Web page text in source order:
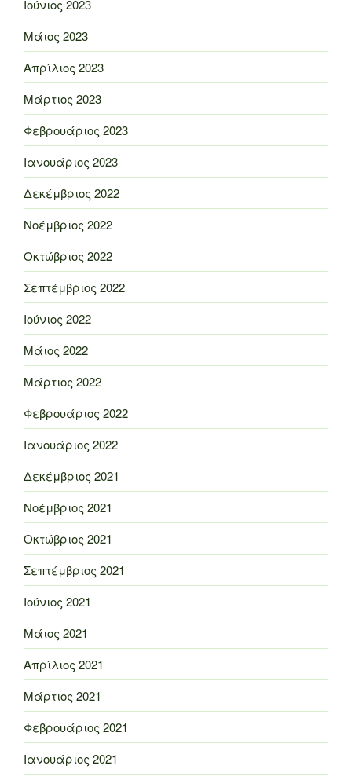
Ιούνιος 2023
Μάιος 2023
Απρίλιος 2023
Μάρτιος 2023
Φεβρουάριος 2023
Ιανουάριος 2023
Δεκέμβριος 2022
Νοέμβριος 2022
Οκτώβριος 2022
Σεπτέμβριος 2022
Ιούνιος 2022
Μάιος 2022
Μάρτιος 2022
Φεβρουάριος 2022
Ιανουάριος 2022
Δεκέμβριος 2021
Νοέμβριος 2021
Οκτώβριος 2021
Σεπτέμβριος 2021
Ιούνιος 2021
Μάιος 2021
Απρίλιος 2021
Μάρτιος 2021
Φεβρουάριος 2021
Ιανουάριος 2021